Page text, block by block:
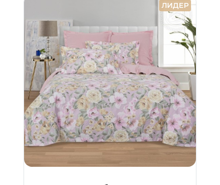
ЛИДЕР